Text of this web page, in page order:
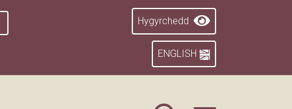
Hygyrchedd
ENGLISH